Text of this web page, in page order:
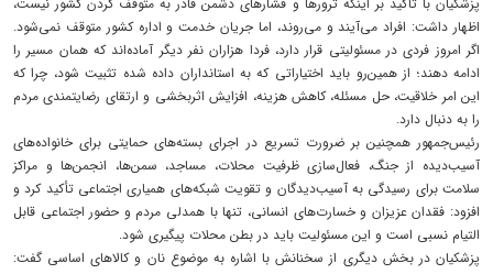
پزشکیان با تأکید بر اینکه ترورها و فشارهای دشمن قادر به متوقف کردن کشور نیست،
اظهار داشت: افراد می‌آیند و می‌روند، اما جریان خدمت و اداره کشور متوقف نمی‌شود.
اگر امروز فردی در مسئولیتی قرار دارد، فردا هزاران نفر دیگر آماده‌اند که همان مسیر را
ادامه دهند؛ از همین‌رو باید اختیاراتی که به استانداران داده شده تثبیت شود، چرا که
این امر خلاقیت، حل مسئله، کاهش هزینه، افزایش اثربخشی و ارتقای رضایتمندی مردم
را به دنبال دارد.
رئیس‌جمهور همچنین بر ضرورت تسریع در اجرای بسته‌های حمایتی برای خانواده‌های
آسیب‌دیده از جنگ، فعال‌سازی ظرفیت محلات، مساجد، سمن‌ها، انجمن‌ها و مراکز
سلامت برای رسیدگی به آسیب‌دیدگان و تقویت شبکه‌های همیاری اجتماعی تأکید کرد و
افزود: فقدان عزیزان و خسارت‌های انسانی، تنها با همدلی مردم و حضور اجتماعی قابل
التیام نسبی است و این مسئولیت باید در بطن محلات پیگیری شود.
پزشکیان در بخش دیگری از سخنانش با اشاره به موضوع نان و کالاهای اساسی گفت: